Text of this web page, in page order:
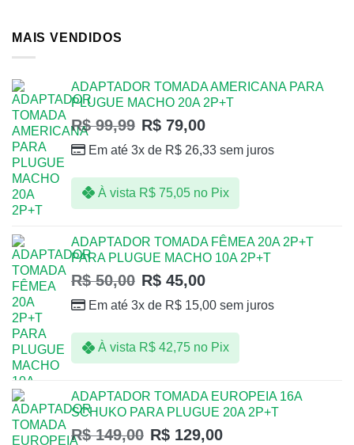
MAIS VENDIDOS
ADAPTADOR TOMADA AMERICANA PARA
PLUGUE MACHO 20A 2P+T
R$99,99 R$ 79,00
Em até 3x de R$ 26,33 sem juros
À vista R$75,05 no Pix
ADAPTADOR TOMADA FÊMEA 20A 2P+T
PARA PLUGUE MACHO 10A 2P+T
R$50,00 R$ 45,00
Em até 3x de R$ 15,00 sem juros
À vista R$42,75 no Pix
ADAPTADOR TOMADA EUROPEIA 16A
SCHUKO PARA PLUGUE 20A 2P+T
R$149,00 R$ 129,00